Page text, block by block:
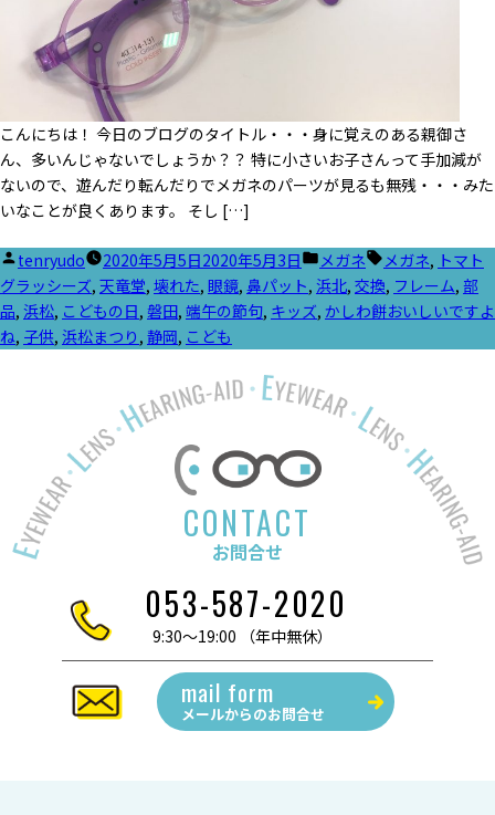
こんにちは！ 今日のブログのタイトル・・・身に覚えのある親御さ
ん、多いんじゃないでしょうか？？ 特に小さいお子さんって手加減が
ないので、遊んだり転んだりでメガネのパーツが見るも無残・・・みた
いなことが良くあります。 そし […]
投
稿
者:
tenryudo 2020年5月5日2020年5月3日
カ
テ
ゴ
メガネ
タ
グ:
メガネ, トマト
グラッシーズ, 天竜堂, 壊れた, 眼鏡, 鼻パット, 浜北, 交換, フレーム, 部
品, 浜松, こどもの日, 磐田, 端午の節句, キッズ, かしわ餅おいしいですよ
ね, 子供, 浜松まつり , 静岡, こども
CONTACT
お問合せ
053-587-2020
9:30～19:00 （年中無休）
mail form
メールからのお問合せ